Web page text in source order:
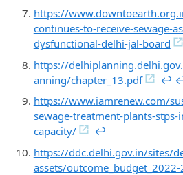
https://
continues-to-receive-sewage-
dysfunctional-delhi-jal-board
https://
anning/chapter_13.pdf
↩︎
https://www.iamrenew.com/
sewage-treatment-plants-
capacity/
↩︎
https://ddc.delhi.gov.in/sites/
assets/